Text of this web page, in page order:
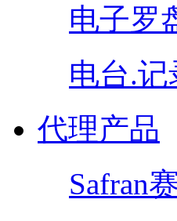
电子罗
电台.记
代理产品
Safran